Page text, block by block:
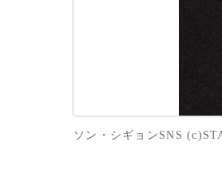
ソン・シギョンSNS